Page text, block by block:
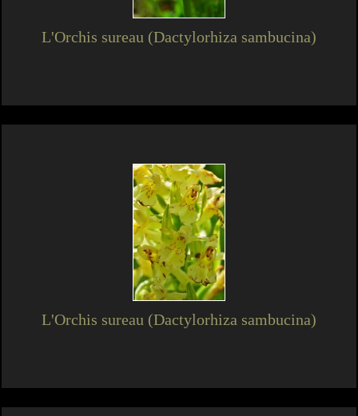
L'Orchis sureau (Dactylorhiza sambucina)
L'Orchis sureau (Dactylorhiza sambucina)